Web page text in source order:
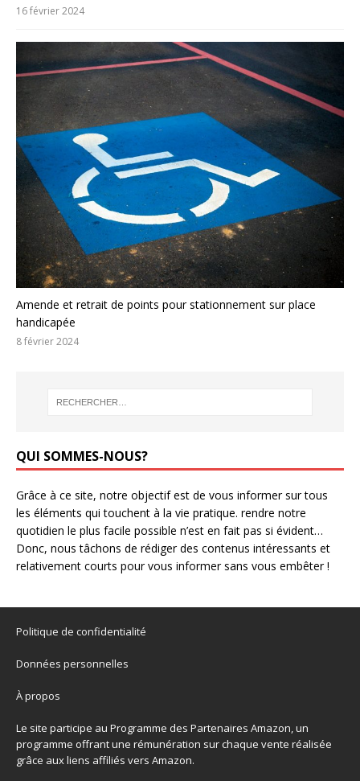
16 février 2024
Amende et retrait de points pour stationnement sur place
handicapée
8 février 2024
QUI SOMMES-NOUS?
Grâce à ce site, notre objectif est de vous informer sur tous
les éléments qui touchent à la vie pratique. rendre notre
quotidien le plus facile possible n’est en fait pas si évident…
Donc, nous tâchons de rédiger des contenus intéressants et
relativement courts pour vous informer sans vous embêter !
Politique de confidentialité
Données personnelles
À propos
Le site participe au Programme des Partenaires Amazon, un
programme offrant une rémunération sur chaque vente réalisée
grâce aux liens affiliés vers Amazon.